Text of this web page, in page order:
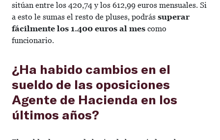
sitúan entre los 420,74 y los 612,99 euros mensuales. Si
a esto le sumas el resto de pluses, podrás superar
fácilmente los 1.400 euros al mes como
funcionario.
¿Ha habido cambios en el
sueldo de las oposiciones
Agente de Hacienda en los
últimos años?